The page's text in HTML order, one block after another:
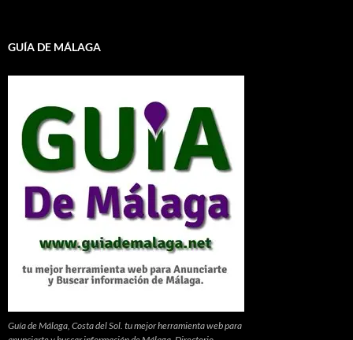
GUÍA DE MÁLAGA
Guía de Málaga, Costa del Sol. tu mejor herramienta web para